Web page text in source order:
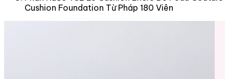
Cushion Foundation Từ Pháp 180 Viên